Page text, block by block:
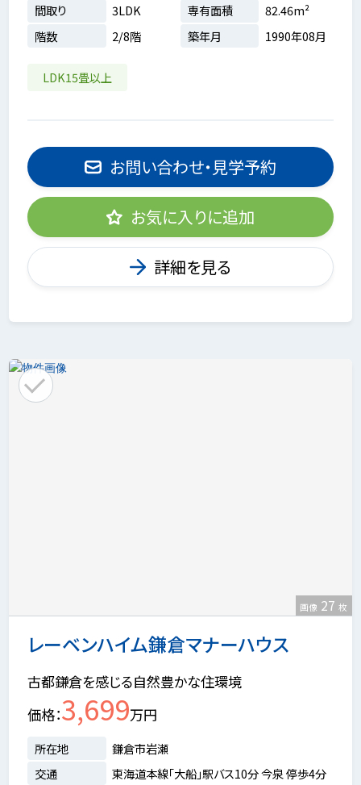
間取り
3LDK 専有面積
82.46m²
階数
2/8階 築年月 1990年08月
LDK15畳以上
お問い合わせ・見学予約
お気に入りに追加
詳細を見る
レーベンハイム鎌倉マナーハウス
画像 27 枚
古都鎌倉を感じる自然豊かな住環境
価格 3,699万円
所在地
鎌倉市岩瀬
交通
東海道本線「大船」駅バス10分 今泉 停歩4分